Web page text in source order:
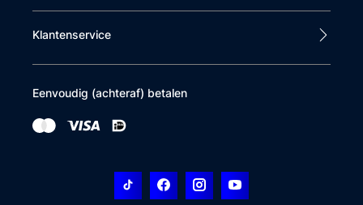
Klantenservice
Eenvoudig (achteraf) betalen